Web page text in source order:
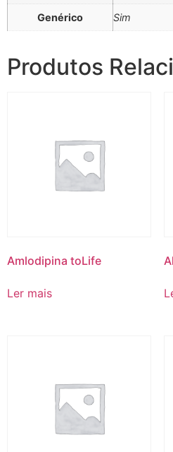
Genérico Sim
Produtos
Amlodipina toLife
Ler mais